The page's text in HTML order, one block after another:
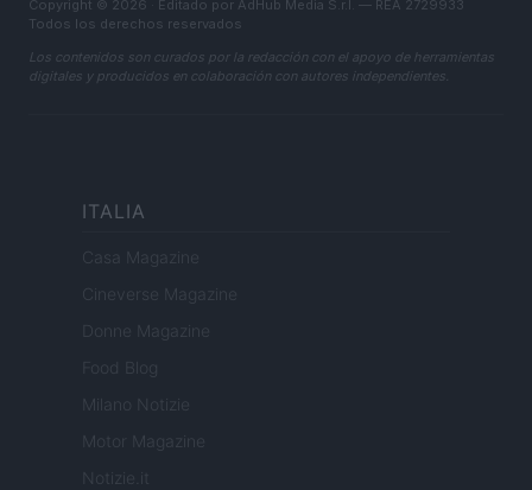
Copyright © 2026 · Editado por AdHub Media S.r.l. — REA 2729933
Todos los derechos reservados
Los contenidos son curados por la redacción con el apoyo de herramientas
digitales y producidos en colaboración con autores independientes.
ITALIA
Casa Magazine
Cineverse Magazine
Donne Magazine
Food Blog
Milano Notizie
Motor Magazine
Notizie.it